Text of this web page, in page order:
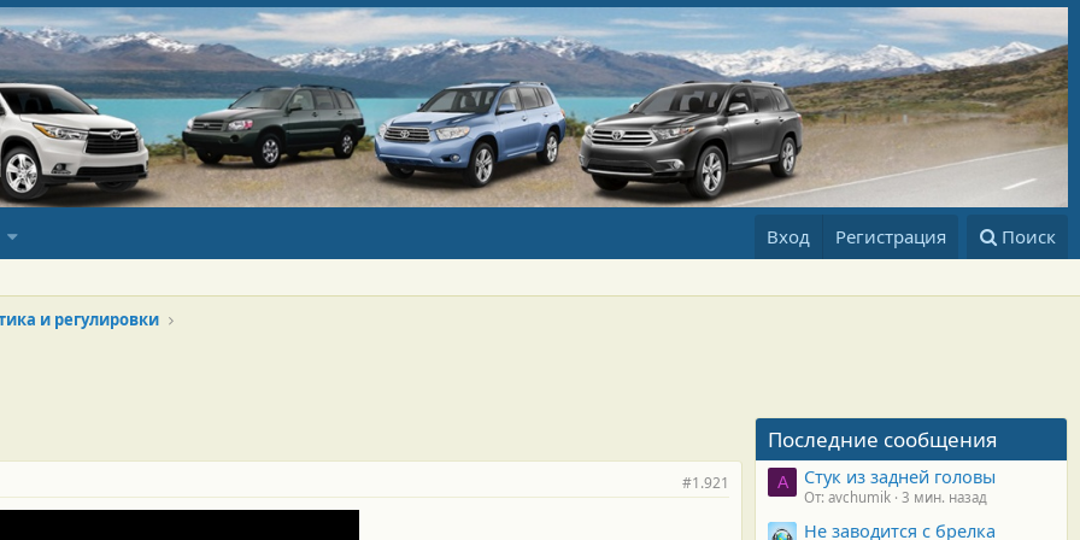
Вход Регистрация Поиск
и регулировки
#1.921
Последние сообщения
A Стук из задней головы
От: avchumik 3 мин. назад
Не заводится с брелка